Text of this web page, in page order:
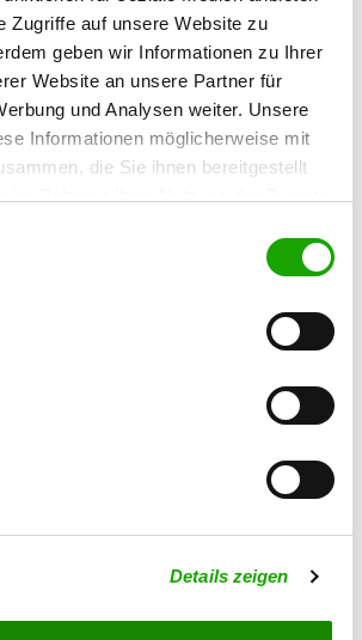
Zugriffe auf unsere Website zu
geben wir Informationen zu Ihrer
Website an unsere Partner für
und Analysen weiter. Unsere
Informationen möglicherweise mit
die Sie ihnen bereitgestellt
unsere Webseite weiterhin nutzen.
Details zeigen
48
Faehrte, Unterordnung,